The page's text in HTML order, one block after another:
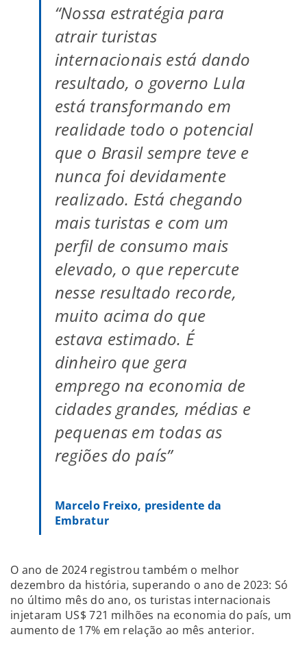
“Nossa estratégia para
atrair turistas
internacionais está dando
resultado, o governo Lula
está transformando em
realidade todo o potencial
que o Brasil sempre teve e
nunca foi devidamente
realizado. Está chegando
mais turistas e com um
perfil de consumo mais
elevado, o que repercute
nesse resultado recorde,
muito acima do que
estava estimado. É
dinheiro que gera
emprego na economia de
cidades grandes, médias e
pequenas em todas as
regiões do país”
Marcelo Freixo, presidente da
Embratur
O ano de 2024 registrou também o melhor
dezembro da história, superando o ano de 2023: Só
no último mês do ano, os turistas internacionais
injetaram US$ 721 milhões na economia do país, um
aumento de 17% em relação ao mês anterior.